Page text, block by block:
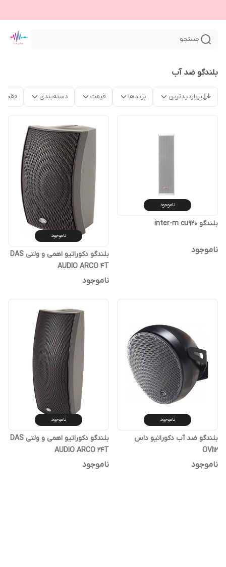
جستجو
بلندگو ضد آب
پربازدیدترین برندها قیمت دسته‌بندی فقط
ناموجود
بلندگو inter-m cu920
ناموجود
ناموجود
بلندگو دکوراتیو اهمی و ولتی DAS
AUDIO ARCO 4T
ناموجود
ناموجود
بلندگو ضد آب دکوراتیو داس
OVI12
ناموجود
ناموجود
بلندگو دکوراتیو اهمی و ولتی DAS
AUDIO ARCO 24T
ناموجود